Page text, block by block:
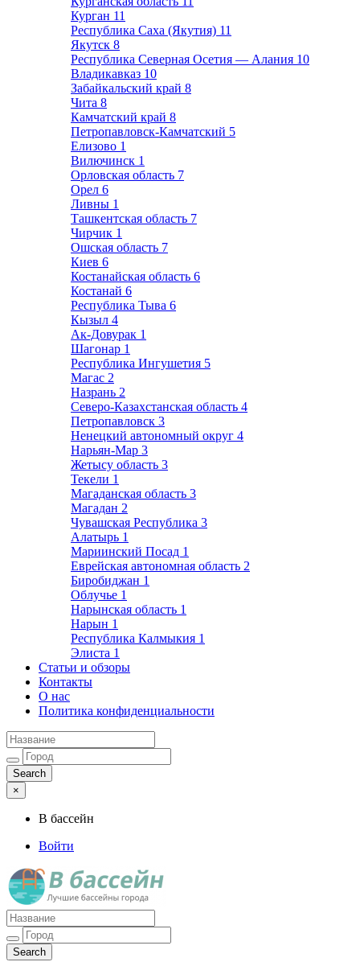
Курган 11
Республика Саха (Якутия) 11
Якутск 8
Республика Северная Осетия — Алания 10
Владикавказ 10
Забайкальский край 8
Чита 8
Камчатский край 8
Петропавловск-Камчатский 5
Елизово 1
Вилючинск 1
Орловская область 7
Орел 6
Ливны 1
Ташкентская область 7
Чирчик 1
Ошская область 7
Киев 6
Костанайская область 6
Костанай 6
Республика Тыва 6
Кызыл 4
Ак-Довурак 1
Шагонар 1
Республика Ингушетия 5
Магас 2
Назрань 2
Северо-Казахстанская область 4
Петропавловск 3
Ненецкий автономный округ 4
Нарьян-Мар 3
Жетысу область 3
Текели 1
Магаданская область 3
Магадан 2
Чувашская Республика 3
Алатырь 1
Мариинский Посад 1
Еврейская автономная область 2
Биробиджан 1
Облучье 1
Нарынская область 1
Нарын 1
Республика Калмыкия 1
Элиста 1
Статьи и обзоры
Контакты
О нас
Политика конфиденциальности
×
В бассейн
Войти
Лучшие бассейны города